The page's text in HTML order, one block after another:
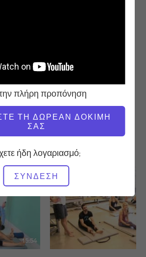
την πλήρη προπόνηση
ΤΗ ΔΩΡΕΆΝ ΔΟΚΙΜΉ
ΣΑΣ
ήδη λογαριασμό;
ΣΎΝΔΕΣΗ
ΤΆΞΕΙΣ ΓΙΑ
που μπορεί να σας αρέσουν
15:54